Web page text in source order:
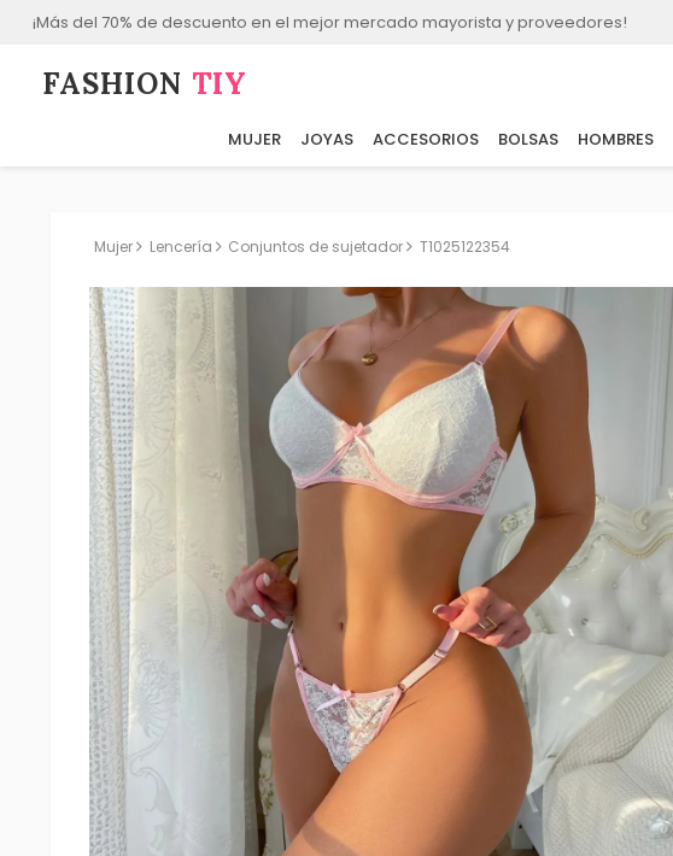
¡Más del 70% de descuento en el mejor mercado mayorista y proveedores!
FASHION⁠ TIY
MUJER JOYAS ACCESORIOS BOLSAS HOMBRES
Mujer Lencería Conjuntos de sujetador T1025122354